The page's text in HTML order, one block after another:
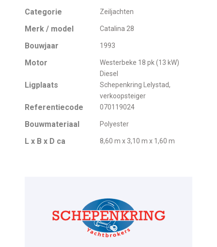
Categorie
Zeiljachten
Merk / model Catalina 28
Bouwjaar 1993
Motor
Westerbeke 18 pk (13 kW)
Diesel
Ligplaats
Schepenkring Lelystad,
verkoopsteiger
Referentiecode 070119024
Bouwmateriaal Polyester
L x B x D ca 8,60 m x 3,10 m x 1,60 m